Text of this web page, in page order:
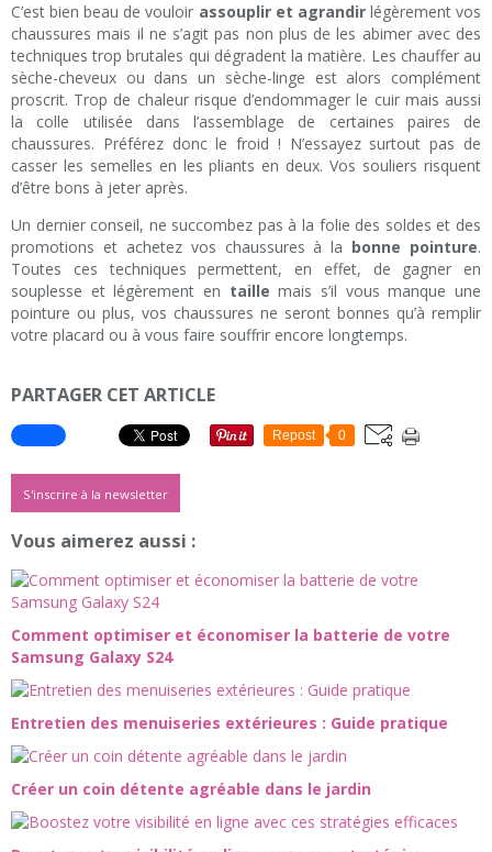
C’est bien beau de vouloir assouplir et agrandirlégèrement vos
chaussures mais il ne s’agit pas non plus de les abimer avec des
techniques trop brutales qui dégradent la matière. Les chauffer au
sèche-cheveux ou dans un sèche-linge est alors complément
proscrit. Trop de chaleur risque d’endommager le cuir mais aussi
la colle utilisée dans l’assemblage de certaines paires de
chaussures. Préférez donc le froid ! N’essayez surtout pas de
casser les semelles en les pliants en deux. Vos souliers risquent
d’être bons à jeter après.
Un dernier conseil, ne succombez pas à la folie des soldes et des
promotions et achetez vos chaussures à la bonne pointure.
Toutes ces techniques permettent, en effet, de gagner en
souplesse et légèrement en taille mais s’il vous manque une
pointure ou plus, vos chaussures ne seront bonnes qu’à remplir
votre placard ou à vous faire souffrir encore longtemps.
PARTAGER CET ARTICLE
Repost 0
S'inscrire à la newsletter
Vous aimerez aussi :
Comment optimiser et économiser la batterie de votre
Samsung Galaxy S24
Entretien des menuiseries extérieures : Guide pratique
Créer un coin détente agréable dans le jardin